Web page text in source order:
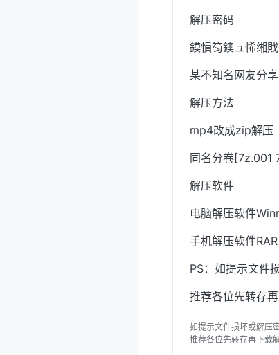
解压密码
鏌愪笉鐭ュ悕缃
某不知名网友分
解压方法
mp4改成zip解压
同名分卷[7z.001
解压软件
电脑解压软件
手机解压软件RAR
PS：如提示文件
推荐各位先转存
如提示文件损坏或解压
推荐各位先转存再下载